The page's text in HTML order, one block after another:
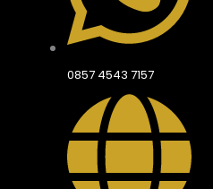
0857 4543 7157